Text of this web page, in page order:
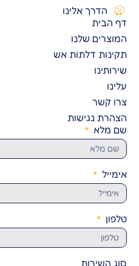
הדרך אלינו
דף הבית
המוצרים שלנו
תקינות דלתות אש
שירותינו
עלינו
צרו קשר
הצהרת נגישות
שם מלא
אימייל
טלפון
סוג השירות